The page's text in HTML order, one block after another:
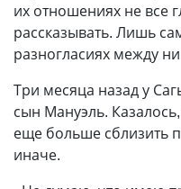
их отношениях не все
рассказывать. Лишь
разногласиях между
Три месяца назад у
сын Мануэль.
еще больше сблизить
иначе.